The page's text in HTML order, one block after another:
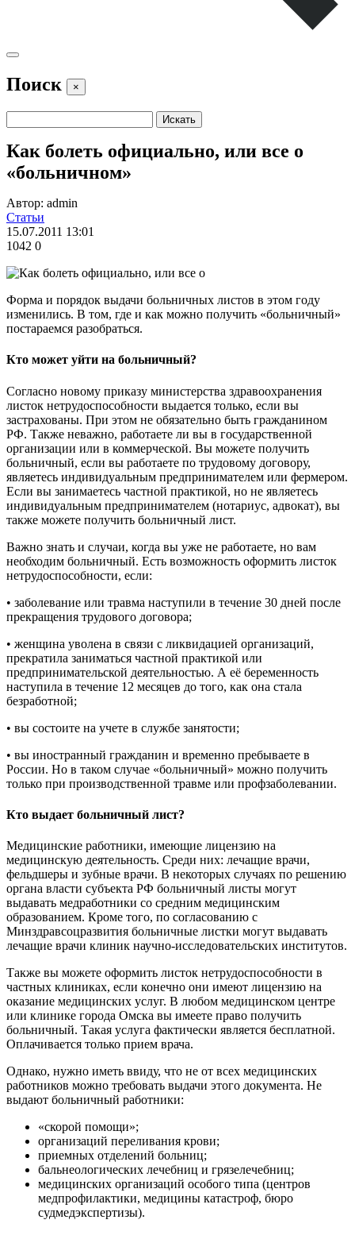
Поиск ×
Как болеть официально, или все о
«больничном»
Автор: admin
Статьи
15.07.2011 13:01
1042 0
Форма и порядок выдачи больничных листов в этом году
изменились. В том, где и как можно получить «больничный»
постараемся разобраться.
Кто может уйти на больничный?
Согласно новому приказу министерства здравоохранения
листок нетрудоспособности выдается только, если вы
застрахованы. При этом не обязательно быть гражданином
РФ. Также неважно, работаете ли вы в государственной
организации или в коммерческой. Вы можете получить
больничный, если вы работаете по трудовому договору,
являетесь индивидуальным предпринимателем или фермером.
Если вы занимаетесь частной практикой, но не являетесь
индивидуальным предпринимателем (нотариус, адвокат), вы
также можете получить больничный лист.
Важно знать и случаи, когда вы уже не работаете, но вам
необходим больничный. Есть возможность оформить листок
нетрудоспособности, если:
• заболевание или травма наступили в течение 30 дней после
прекращения трудового договора;
• женщина уволена в связи с ликвидацией организаций,
прекратила заниматься частной практикой или
предпринимательской деятельностью. А её беременность
наступила в течение 12 месяцев до того, как она стала
безработной;
• вы состоите на учете в службе занятости;
• вы иностранный гражданин и временно пребываете в
России. Но в таком случае «больничный» можно получить
только при производственной травме или профзаболевании.
Кто выдает больничный лист?
Медицинские работники, имеющие лицензию на
медицинскую деятельность. Среди них: лечащие врачи,
фельдшеры и зубные врачи. В некоторых случаях по решению
органа власти субъекта РФ больничный листы могут
выдавать медработники со средним медицинским
образованием. Кроме того, по согласованию с
Минздравсоцразвития больничные листки могут выдавать
лечащие врачи клиник научно-исследовательских институтов.
Также вы можете оформить листок нетрудоспособности в
частных клиниках, если конечно они имеют лицензию на
оказание медицинских услуг. В любом медицинском центре
или клинике города Омска вы имеете право получить
больничный. Такая услуга фактически является бесплатной.
Оплачивается только прием врача.
Однако, нужно иметь ввиду, что не от всех медицинских
работников можно требовать выдачи этого документа. Не
выдают больничный работники:
«скорой помощи»;
организаций переливания крови;
приемных отделений больниц;
бальнеологических лечебниц и грязелечебниц;
медицинских организаций особого типа (центров
медпрофилактики, медицины катастроф, бюро
судмедэкспертизы).